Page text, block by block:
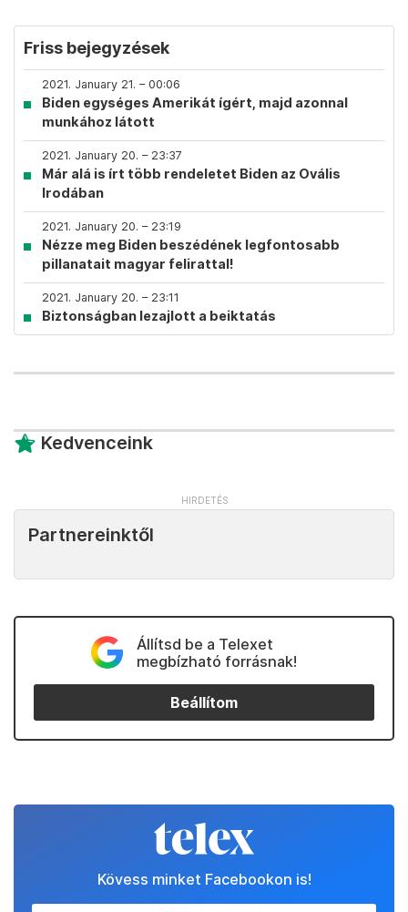
Friss bejegyzések
2021. January 21. – 00:06
Biden egységes Amerikát ígért, majd azonnal
munkához látott
2021. January 20. – 23:37
Már alá is írt több rendeletet Biden az Ovális
Irodában
2021. January 20. – 23:19
Nézze meg Biden beszédének legfontosabb
pillanatait magyar felirattal!
2021. January 20. – 23:11
Biztonságban lezajlott a beiktatás
Kedvenceink
Partnereinktől
Állítsd be a Telexet
megbízható forrásnak!
Beállítom
Kövess minket Facebookon is!